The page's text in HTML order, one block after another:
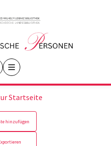
Startseite
hinzufügen